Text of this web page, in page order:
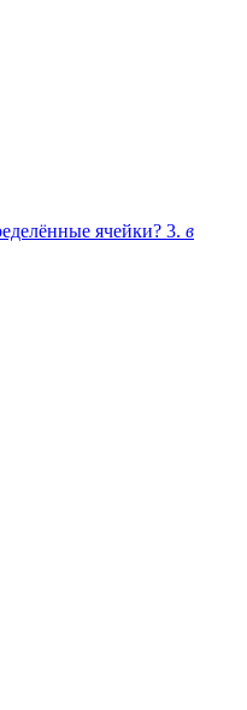
ячейки? 3. в